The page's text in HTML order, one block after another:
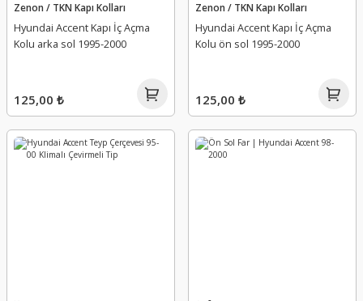
Zenon / TKN Kapı Kolları
Hyundai Accent Kapı İç Açma
Kolu arka sol 1995-2000
125,00 ₺
Zenon / TKN Kapı Kolları
Hyundai Accent Kapı İç Açma
Kolu ön sol 1995-2000
125,00 ₺